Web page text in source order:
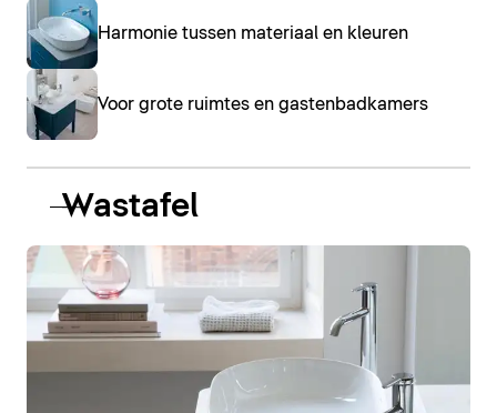
Harmonie tussen materiaal en kleuren
Voor grote ruimtes en gastenbadkamers
Wastafel